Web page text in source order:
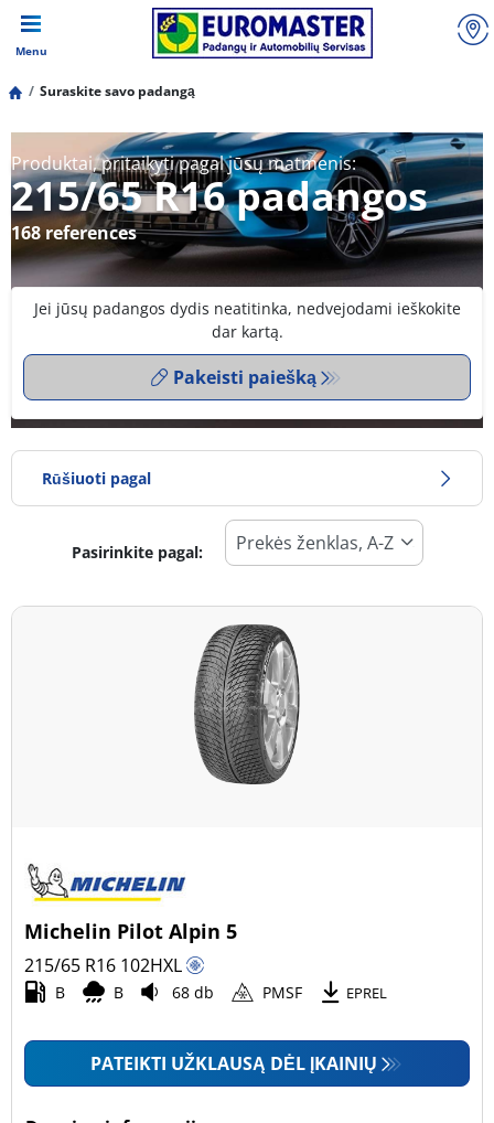
Menu
Suraskite savo padangą
Produktai, pritaikyti pagal jūsų matmenis:
215/65 R16 padangos
168 references
Jei jūsų padangos dydis neatitinka, nedvejodami ieškokite
dar kartą.
Pakeisti paiešką
Rūšiuoti pagal
Padangos tipas
Visi tipai (168)
Visi sezonai (43)
Lengvasis automobilis (80)
Mažas sunkvežimis (59)
Motociklas (0)
Padanga sustiprintomis sienelėmis
Pasirinkite pagal:
Michelin Pilot Alpin 5
215/65 R16 102HXL
B B 68 db PMSF EPREL
PATEIKTI UŽKLAUSĄ DĖL ĮKAINIŲ